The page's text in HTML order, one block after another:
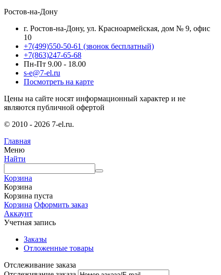
Ростов-на-Дону
г. Ростов-на-Дону, ул. Красноармейская, дом № 9, офис
10
+7(499)550-50-61 (звонок бесплатный)
+7(863)247-65-68
Пн-Пт 9.00 - 18.00
s-e@7-el.ru
Посмотреть на карте
Цены на сайте носят информационный характер и не
являются публичной офертой
© 2010 - 2026 7-el.ru.
Главная
Меню
Найти
Корзина
Корзина
Корзина пуста
Корзина Оформить заказ
Аккаунт
Учетная запись
Заказы
Отложенные товары
Отслеживание заказа